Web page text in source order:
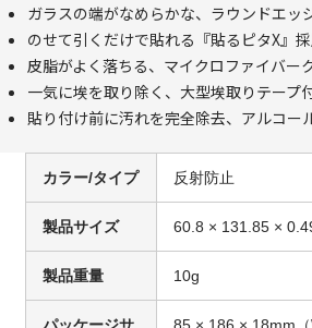
ガラスの端がなめらかな、ラウンドエッ
のせて引くだけで貼れる『貼るピタX』
皮脂がよく落ちる、マイクロファイバー
一気に埃を取り除く、大型埃取りテープ
貼り付け前に汚れを完全除去、アルコー
カラー/タイプ 反射防止
製品サイズ 60.8 × 131.85 ×
製品重量 10g
パッケージサ
85 × 186 × 18mm（